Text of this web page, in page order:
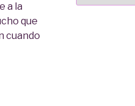
a la
que
cuando